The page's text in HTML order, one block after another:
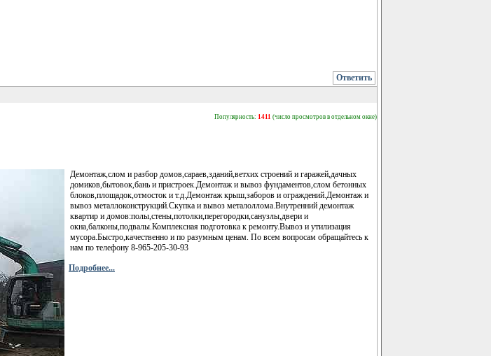
Ответить
Популярность: 1411 (число просмотров в отдельном окне)
Демонтаж,слом и разбор домов,сараев,зданий,ветхих строений и гаражей,дачных
домиков,бытовок,бань и пристроек.Демонтаж и вывоз фундаментов,слом бетонных
блоков,площадок,отмосток и т.д.Демонтаж крыш,заборов и ограждений.Демонтаж и
вывоз металлоконструкций.Скупка и вывоз металоллома.Внутренний демонтаж
квартир и домов:полы,стены,потолки,перегородки,санузлы,двери и
окна,балконы,подвалы.Комплексная подготовка к ремонту.Вывоз и утилизация
мусора.Быстро,качественно и по разумным ценам. По всем вопросам обращайтесь к
нам по телефону 8-965-205-30-93
Подробнее...